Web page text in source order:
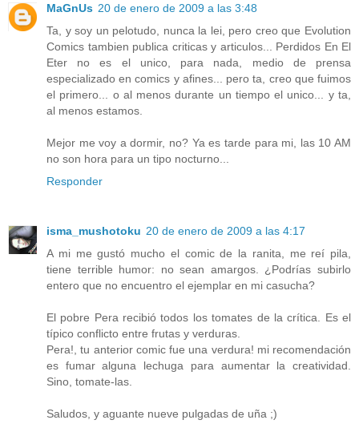
MaGnUs 20 de enero de 2009 a las 3:48
Ta, y soy un pelotudo, nunca la lei, pero creo que Evolution
Comics tambien publica criticas y articulos... Perdidos En El
Eter no es el unico, para nada, medio de prensa
especializado en comics y afines... pero ta, creo que fuimos
el primero... o al menos durante un tiempo el unico... y ta,
al menos estamos.
Mejor me voy a dormir, no? Ya es tarde para mi, las 10 AM
no son hora para un tipo nocturno...
Responder
isma_mushotoku 20 de enero de 2009 a las 4:17
A mi me gustó mucho el comic de la ranita, me reí pila,
tiene terrible humor: no sean amargos. ¿Podrías subirlo
entero que no encuentro el ejemplar en mi casucha?
El pobre Pera recibió todos los tomates de la crítica. Es el
típico conflicto entre frutas y verduras.
Pera!, tu anterior comic fue una verdura! mi recomendación
es fumar alguna lechuga para aumentar la creatividad.
Sino, tomate-las.
Saludos, y aguante nueve pulgadas de uña ;)